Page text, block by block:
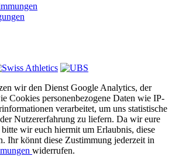
wir den Dienst Google Analytics, der
Cookies personenbezogene Daten wie IP-
verarbeitet, um uns statistische
Nutzererfahrung zu liefern. Da wir eure
bitte wir euch hiermit um Erlaubnis, diese
Ihr könnt diese Zustimmung jederzeit in
widerrufen.